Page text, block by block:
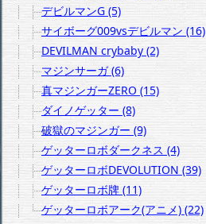
デビルマンG (5)
サイボーグ009vsデビルマン (16)
DEVILMAN crybaby (2)
マジンサーガ (6)
真マジンガーZERO (15)
ダイノゲッター (8)
破獄のマジンガー (9)
ゲッターロボダークネス (4)
ゲッターロボDEVOLUTION (39)
ゲッターロボ牌 (11)
ゲッターロボアーク(アニメ) (22)